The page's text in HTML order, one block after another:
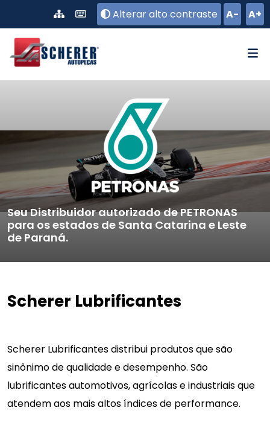
Alterar alto contraste
A- A+
Seu Distribuidor autorizado de PETRONAS
para os estados de Santa Catarina e Leste
de Paraná.
Scherer Lubrificantes
Scherer Lubrificantes distribui produtos que são
sinônimo de qualidade e desempenho. São
lubrificantes automotivos, agrícolas e industriais que
atendem aos mais altos índices de performance.